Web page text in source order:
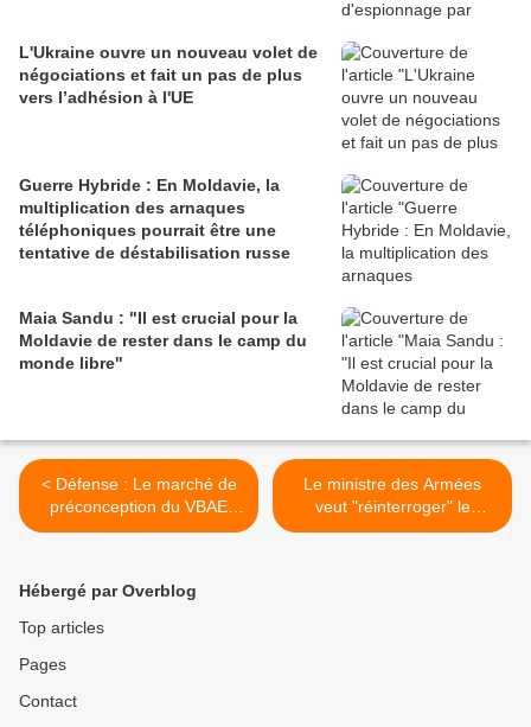
L'Ukraine ouvre un nouveau volet de
négociations et fait un pas de plus
vers l’adhésion à l'UE
Guerre Hybride : En Moldavie, la
multiplication des arnaques
téléphoniques pourrait être une
tentative de déstabilisation russe
Maia Sandu : "Il est crucial pour la
Moldavie de rester dans le camp du
monde libre"
< Défense : Le marché de
préconception du VBAE
espéré avant l'été
Le ministre des Armées
veut "réinterroger" le
modèle de l'hélicoptère
Hébergé par Overblog
Top articles
Pages
Contact